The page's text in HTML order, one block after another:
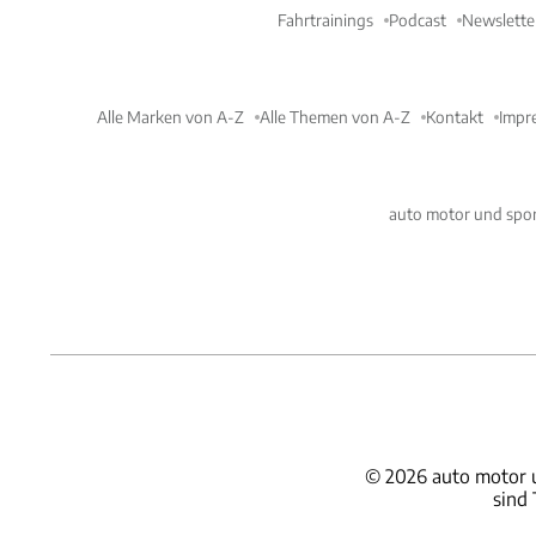
Fahrtrainings Podcast
Alle Marken von A-Z Alle Themen von A-Z Kontakt
auto motor und
© 2026 auto motor
sind